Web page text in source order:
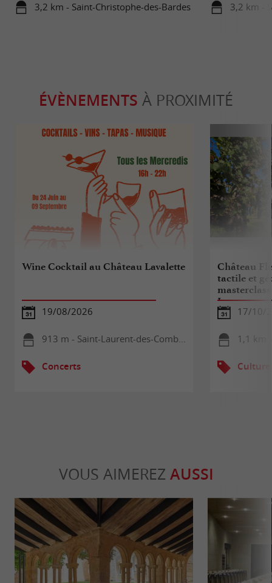
3,2 km - Saint-Christophe-des-Bardes 3,2 km -
ÉVÈNEMENTS À PROXIMITÉ
Wine Cocktail au Château Lavalette
19/08/2026
913 m - Saint-Laurent-des-Combes
Concerts
Château
tactile et
Lepousez,
17/10/
1,1 km
Culture
VOUS AIMEREZ AUSSI